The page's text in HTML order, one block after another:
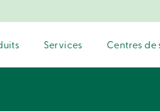
Services Centres de